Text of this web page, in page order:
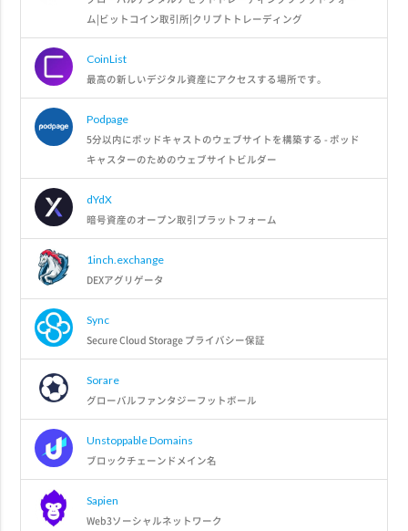
ム|ビットコイン取引所|クリプトトレーディング
CoinList
最高の新しいデジタル資産にアクセスする場所です。
Podpage
5分以内にポッドキャストのウェブサイトを構築する - ポッド
キャスターのためのウェブサイトビルダー
dYdX
暗号資産のオープン取引プラットフォーム
1inch.exchange
DEXアグリゲータ
Sync
Secure Cloud Storage プライバシー保証
Sorare
グローバルファンタジーフットボール
Unstoppable Domains
ブロックチェーンドメイン名
Sapien
Web3ソーシャルネットワーク